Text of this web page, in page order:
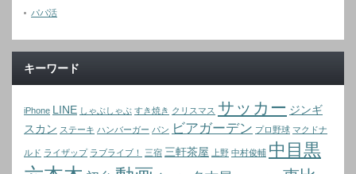
パパ活
キーワード
iPhone LINE しゃぶしゃぶ すき焼き クリスマス サッカー ジンギ
スカン ステーキ ハンバーガー パン ビアガーデン プロ野球 マクドナ
ルド ライザップ ラブライブ！ 三宿 三軒茶屋 上野 中村俊輔 中目黒